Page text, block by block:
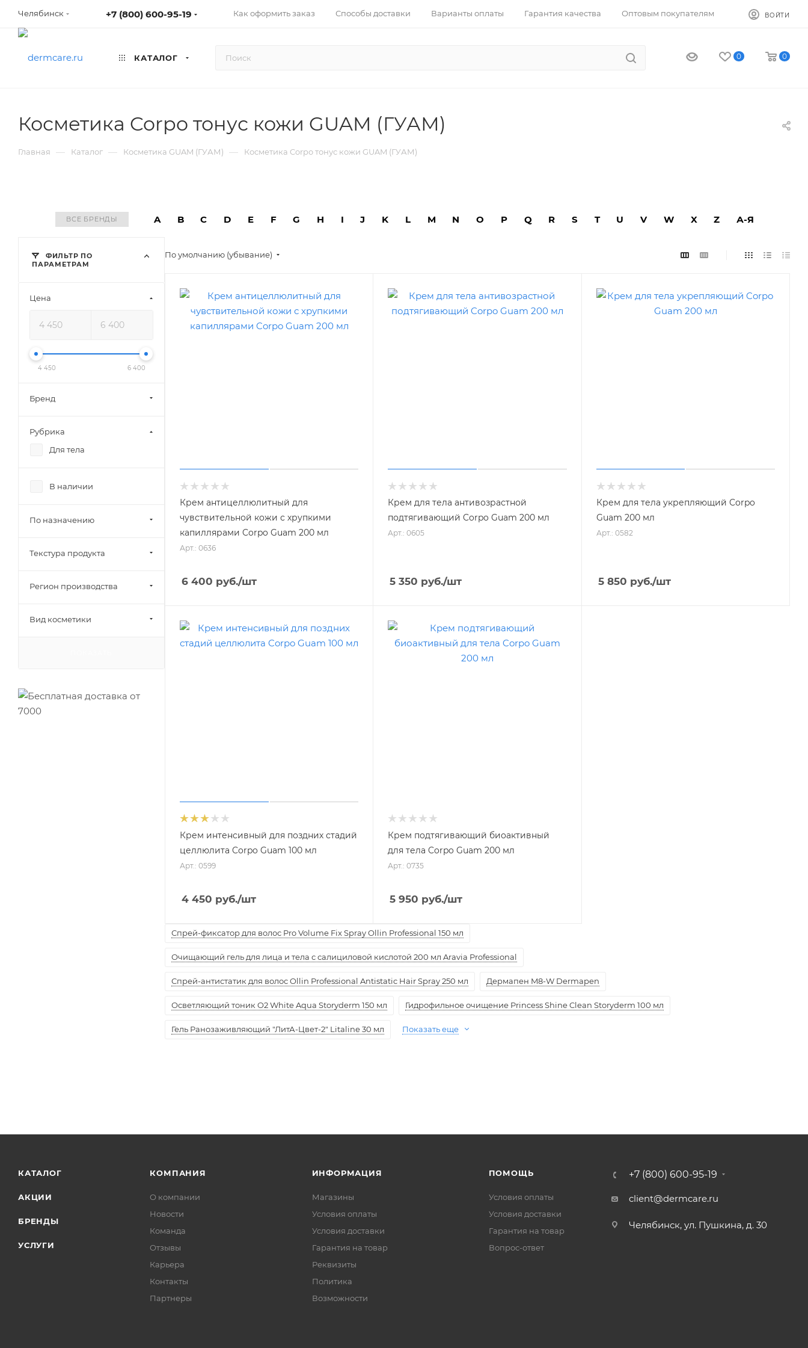
Челябинск +7 (800) 600-95-19 Как оформить заказ Способы доставки Варианты оплаты Гарантия качества Оптовым покупателям ВОЙТИ
КАТАЛОГ 0 0
Косметика Corpo тонус кожи GUAM (ГУАМ)
Главная — Каталог — Косметика GUAM (ГУАМ) — Косметика Corpo тонус кожи GUAM (ГУАМ)
ВСЕ БРЕНДЫ A B C D E F G H I J K L M N O P Q R S T U V W X Z А-Я
По умолчанию (убывание)
Крем антицеллюлитный для
чувствительной кожи с хрупкими
капиллярами Corpo Guam 200 мл
Арт.: 0636
6 400 руб./шт
Крем для тела антивозрастной
подтягивающий Corpo Guam 200 мл
Арт.: 0605
5 350 руб./шт
Крем для тела укрепляющий Corpo
Guam 200 мл
Арт.: 0582
5 850 руб./шт
Крем интенсивный для поздних стадий
целлюлита Corpo Guam 100 мл
Арт.: 0599
4 450 руб./шт
Крем подтягивающий биоактивный
для тела Corpo Guam 200 мл
Арт.: 0735
5 950 руб./шт
Спрей-фиксатор для волос Pro Volume Fix Spray Ollin Professional 150 мл
Очищающий гель для лица и тела с салициловой кислотой 200 мл Aravia Professional
Спрей-антистатик для волос Ollin Professional Antistatic Hair Spray 250 мл Дермапен M8-W Dermapen
Осветляющий тоник O2 White Aqua Storyderm 150 мл Гидрофильное очищение Princess Shine Clean Storyderm 100 мл
Гель Ранозаживляющий "ЛитА-Цвет-2" Litaline 30 мл Показать еще
ФИЛЬТР ПО
ПАРАМЕТРАМ
Цена
4 450 6 400
Бренд
Рубрика
Для тела
В наличии
По назначению
Текстура продукта
Регион производства
Вид косметики
КАТАЛОГ
АКЦИИ
БРЕНДЫ
УСЛУГИ
КОМПАНИЯ
О компании
Новости
Команда
Отзывы
Карьера
Контакты
Партнеры
ИНФОРМАЦИЯ
Магазины
Условия оплаты
Условия доставки
Гарантия на товар
Реквизиты
Политика
Возможности
ПОМОЩЬ
Условия оплаты
Условия доставки
Гарантия на товар
Вопрос-ответ
+7 (800) 600-95-19
client@dermcare.ru
Челябинск, ул. Пушкина, д. 30